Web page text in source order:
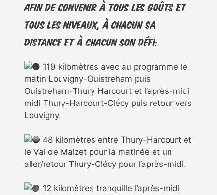
afin de convenir à tous les goûts et
tous les niveaux, à chacun sa
distance et à chacun son défi:
119 kilomètres avec au programme le
matin Louvigny-Ouistreham puis
Ouistreham-Thury Harcourt et l’après-midi
midi Thury-Harcourt-Clécy puis retour vers
Louvigny.
48 kilomètres entre Thury-Harcourt et
le Val de Maizet pour la matinée et un
aller/retour Thury-Clécy pour l’après-midi.
12 kilomètres tranquille l’après-midi